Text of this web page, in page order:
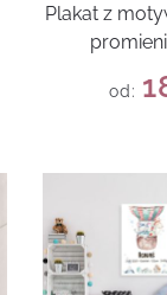
Plakat z
od: